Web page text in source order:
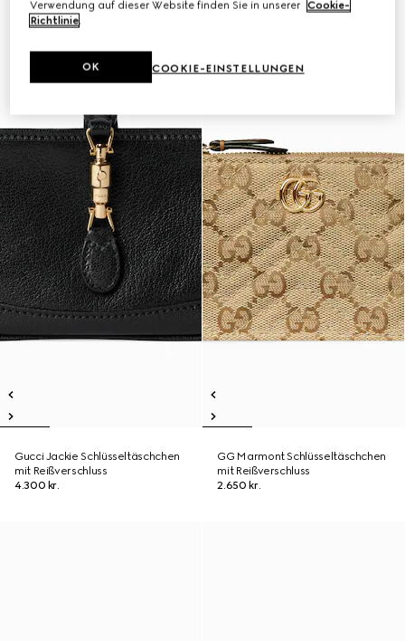
Gucci Jackie Schlüsseltäschchen
mit Reißverschluss
4.300 kr.
GG Marmont Schlüsseltäschchen
mit Reißverschluss
2.650 kr.
Verwendung auf dieser Website finden Sie in unserer Cookie-
Richtlinie.
COOKIE-EINSTELLUNGEN
OK